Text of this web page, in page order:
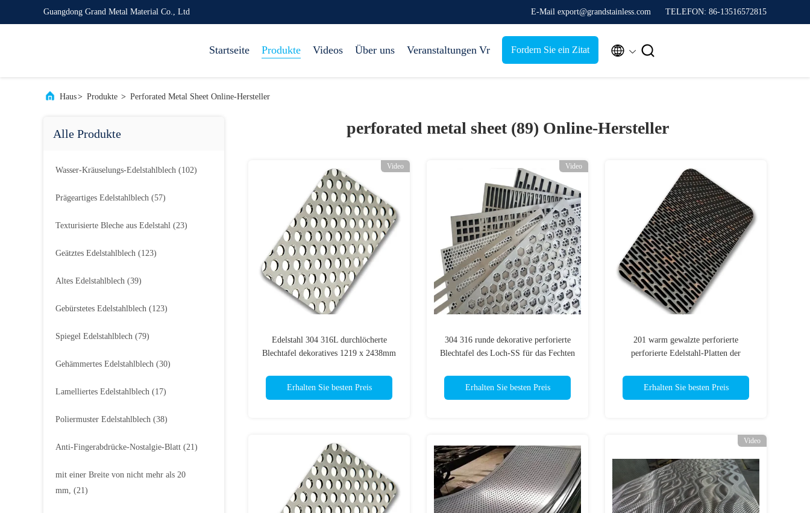
Guangdong Grand Metal Material Co., Ltd E-Mail export@grandstainless.com TELEFON: 86-13516572815
Startseite Produkte Videos Über uns Veranstaltungen Vr Fordern Sie ein Zitat  
Haus> Produkte > Perforated Metal Sheet Online-Hersteller
Alle Produkte
Wasser-Kräuselungs-Edelstahlblech (102)
Prägeartiges Edelstahlblech (57)
Texturisierte Bleche aus Edelstahl (23)
Geätztes Edelstahlblech (123)
Altes Edelstahlblech (39)
Gebürstetes Edelstahlblech (123)
Spiegel Edelstahlblech (79)
Gehämmertes Edelstahlblech (30)
Lamelliertes Edelstahlblech (17)
Poliermuster Edelstahlblech (38)
Anti-Fingerabdrücke-Nostalgie-Blatt (21)
mit einer Breite von nicht mehr als 20
mm, (21)
perforated metal sheet (89) Online-Hersteller
Video
Edelstahl 304 316L durchlöcherte
Blechtafel dekoratives 1219 x 2438mm
Erhalten Sie besten Preis
Video
304 316 runde dekorative perforierte
Blechtafel des Loch-SS für das Fechten
Erhalten Sie besten Preis
201 warm gewalzte perforierte
perforierte Edelstahl-Platten der
Erhalten Sie besten Preis
Video